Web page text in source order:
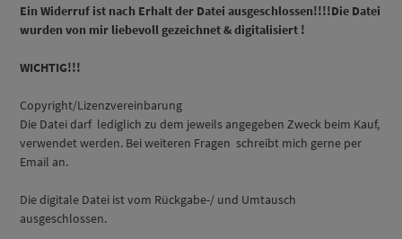
Ein Widerruf ist nach Erhalt der Datei ausgeschlossen!!!!Die Datei
wurden von mir liebevoll gezeichnet & digitalisiert !
WICHTIG!!!
Copyright/Lizenzvereinbarung
Die Datei darf lediglich zu dem jeweils angegeben Zweck beim Kauf,
verwendet werden. Bei weiteren Fragen schreibt mich gerne per
Email an.
Die digitale Datei ist vom Rückgabe-/ und Umtausch
ausgeschlossen.